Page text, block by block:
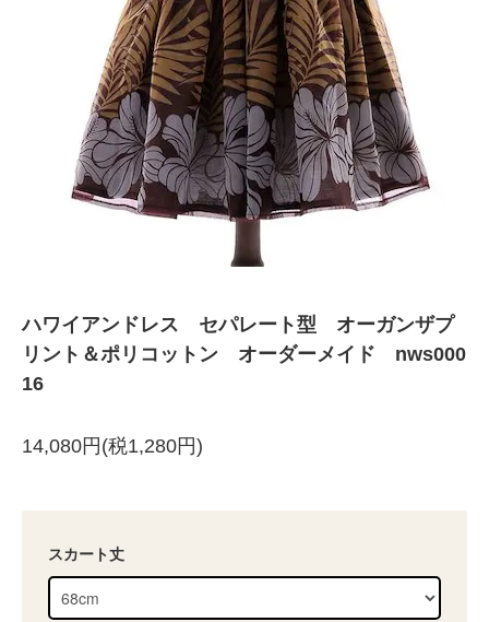
ハワイアンドレス セパレート型 オーガンザプ
リント＆ポリコットン オーダーメイド nws000
16
14,080円(税1,280円)
スカート丈